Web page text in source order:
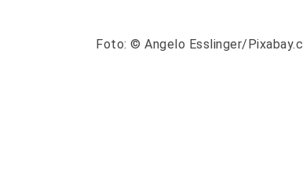
Foto: © Angelo Esslinger/